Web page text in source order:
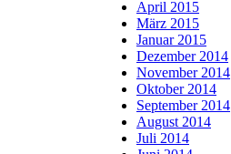
April 2015
März 2015
Januar 2015
Dezember 2014
November 2014
Oktober 2014
September 2014
August 2014
Juli 2014